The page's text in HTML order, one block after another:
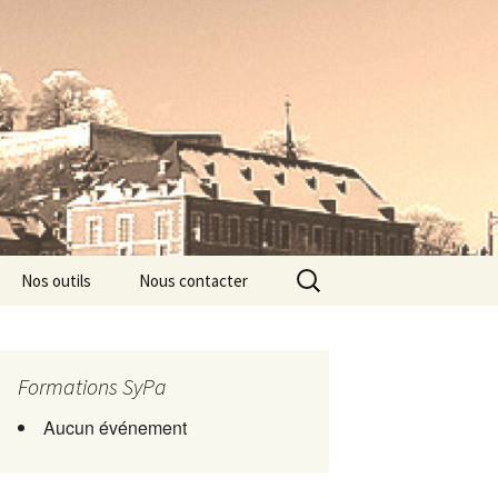
Nos outils Nous contacter
Rechercher :
Formations SyPa
Aucun événement